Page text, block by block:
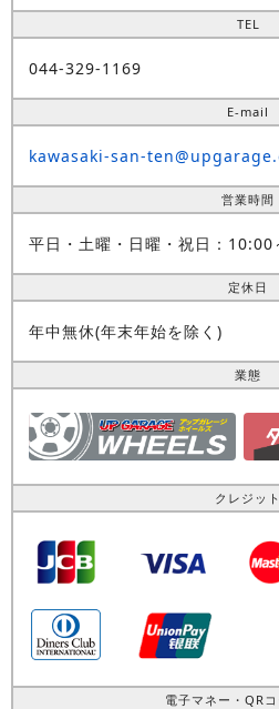
TEL
044-329-1169
E-mail
kawasaki-san-
営業時間
平日・土曜・日曜・祝日：
定休日
年中無休(年末年始を除く)
業態
クレジット
電子マネー・QR